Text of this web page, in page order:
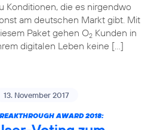
Konditionen, die es nirgendwo
am deutschen Markt gibt. Mit
Paket gehen O2Kunden in
digitalen Leben keine […]
13. November 2017
AWARD 2018: